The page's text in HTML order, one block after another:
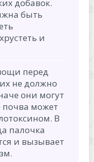
добавок.
быть
и
перед
не должно
они могут
почва может
В
палочка
и вызывает